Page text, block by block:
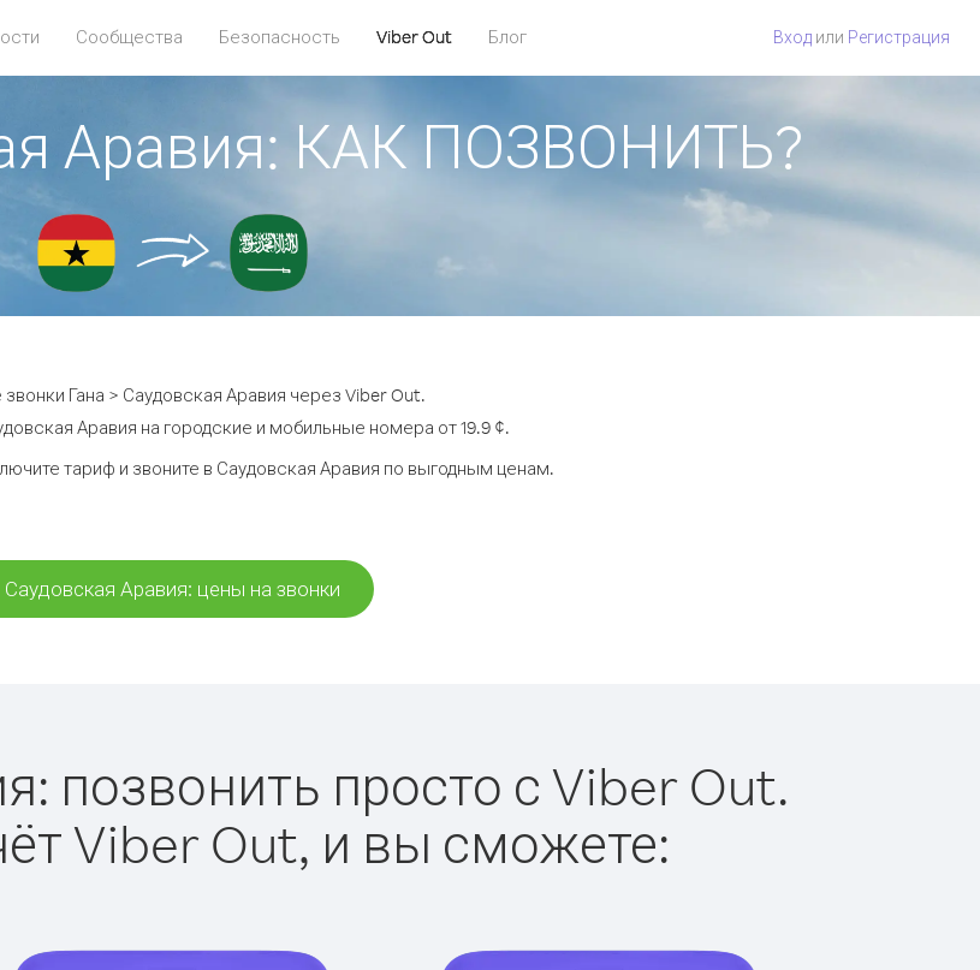
Сообщества Безопасность Viber Out Блог Вход или Регистрация
Аравия: КАК ПОЗВОНИТЬ?
Гана > Саудовская Аравия через Viber Out.
Аравия на городские и мобильные номера от 19.9 ¢.
тариф и звоните в Саудовская Аравия по выгодным ценам.
Саудовская Аравия: цены на звонки
позвонить просто с Viber Out.
Viber Out, и вы сможете: